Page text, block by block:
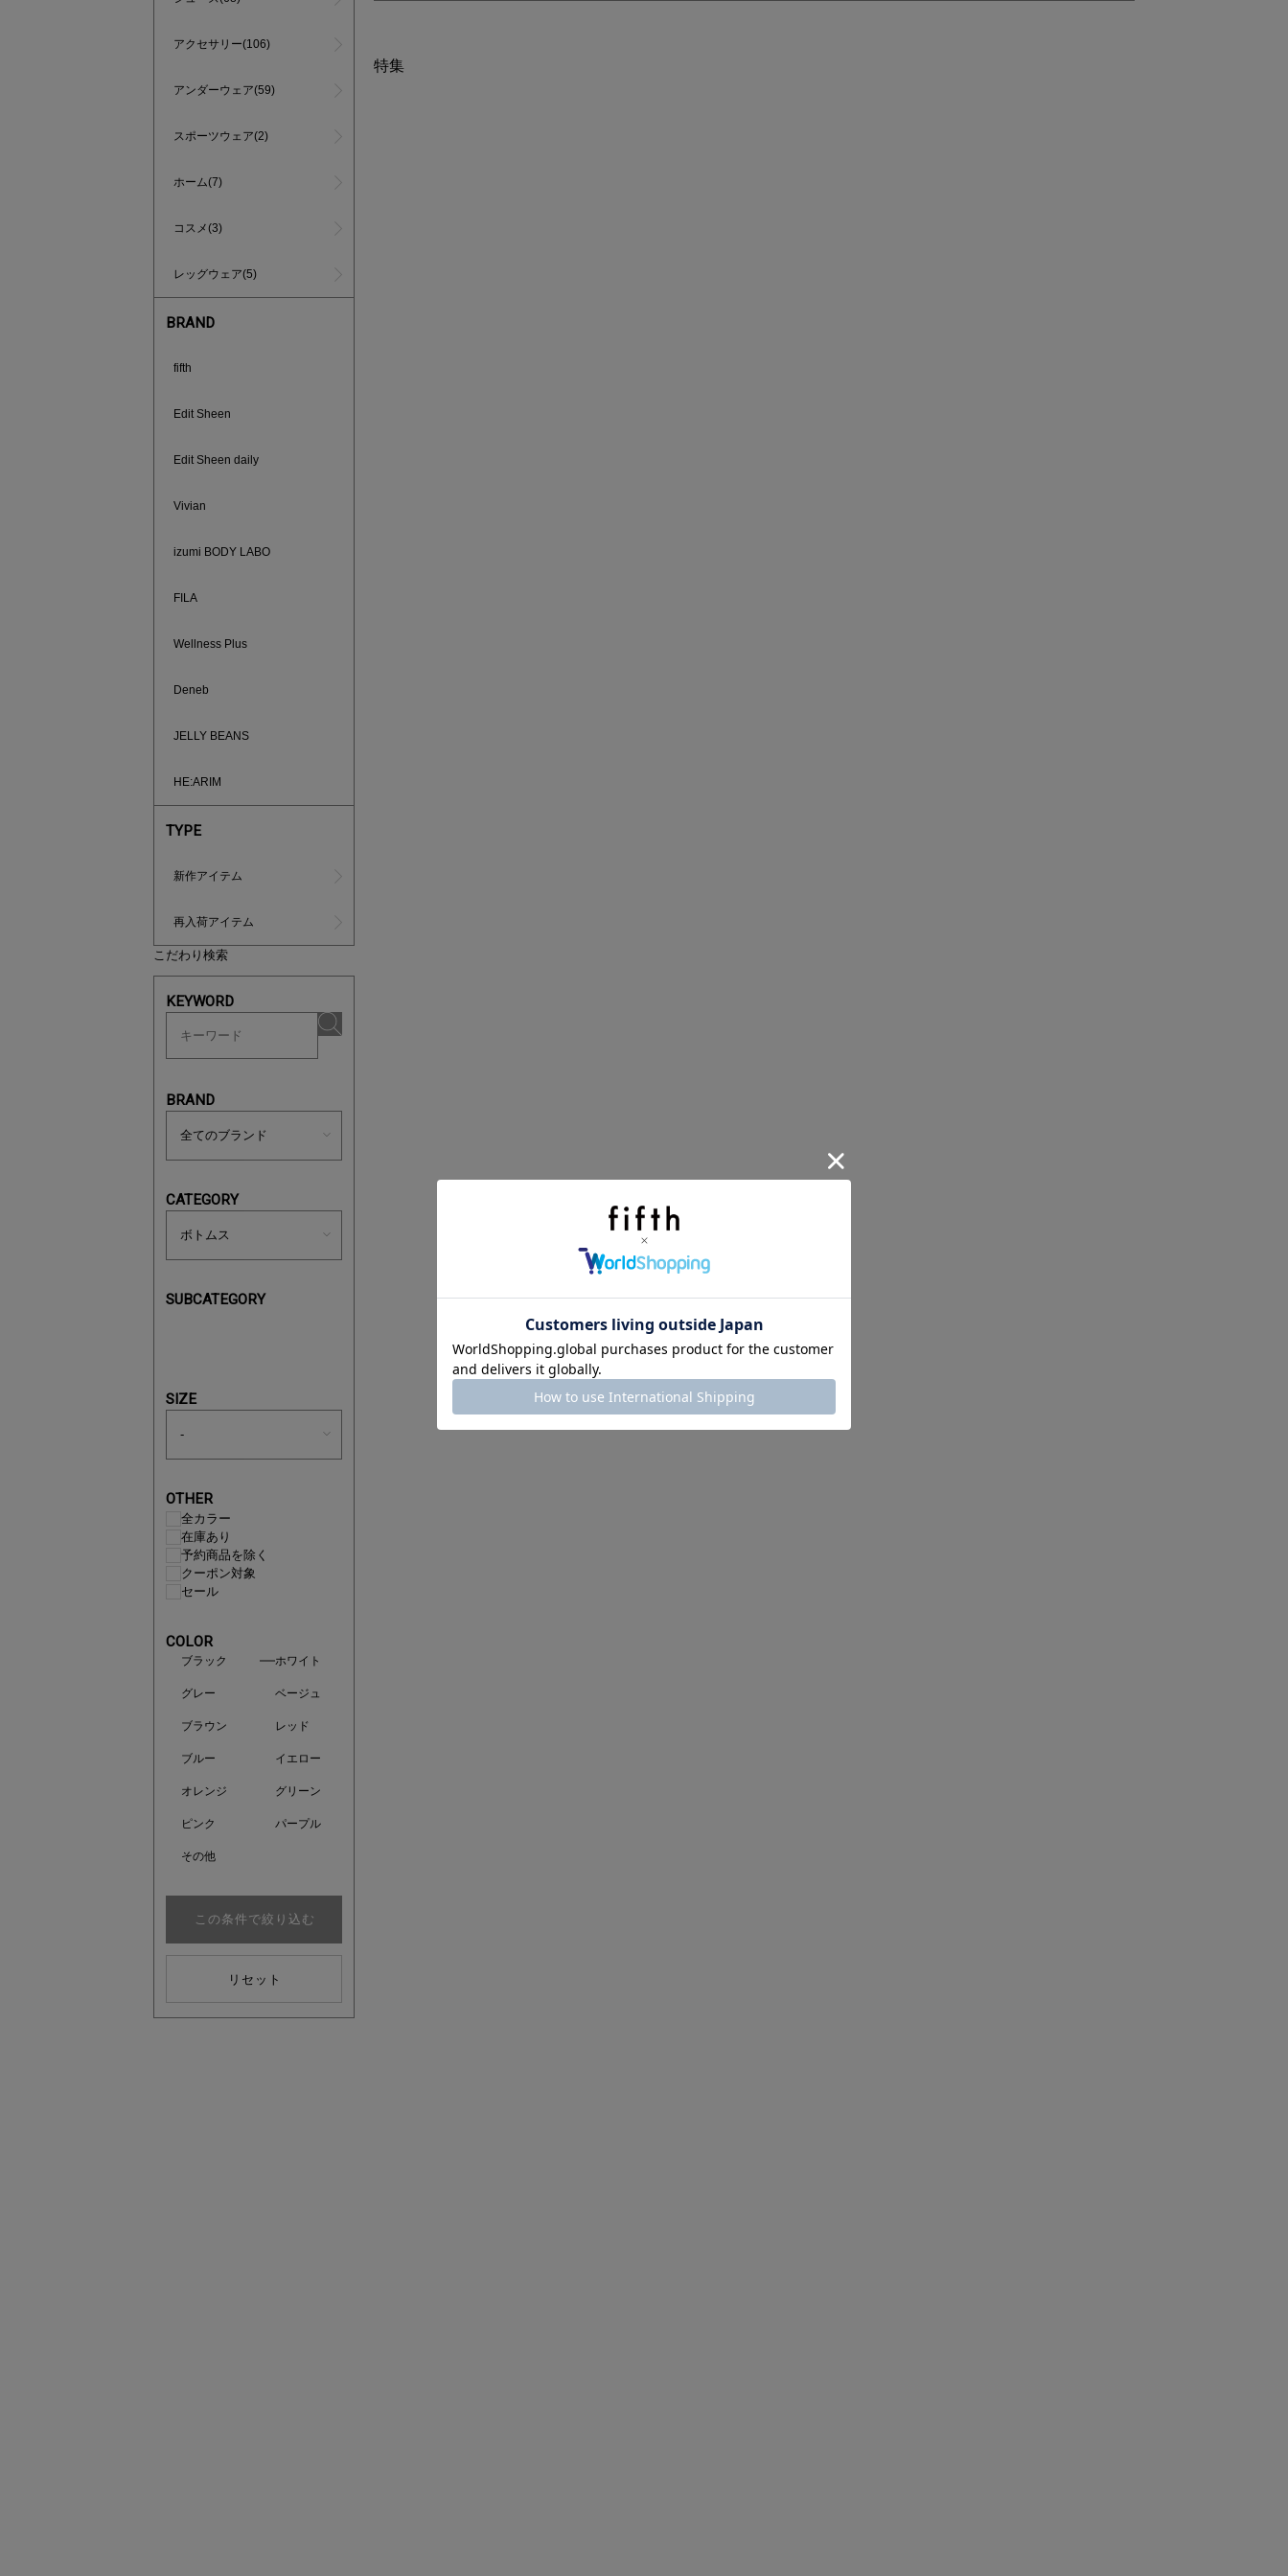
アクセサリー(106)
アンダーウェア(59)
スポーツウェア(2)
ホーム(7)
コスメ(3)
レッグウェア(5)
BRAND
fifth
Edit Sheen
Edit Sheen daily
Vivian
izumi BODY LABO
FILA
Wellness Plus
Deneb
JELLY BEANS
HE:ARIM
TYPE
新作アイテム
再入荷アイテム
こだわり検索
KEYWORD
BRAND
CATEGORY
SUBCATEGORY
SIZE
OTHER
全カラー
在庫あり
予約商品を除く
クーポン対象
セール
COLOR
ブラック ホワイト
グレー ベージュ
ブラウン レッド
ブルー イエロー
オレンジ グリーン
ピンク パープル
その他
この条件で絞り込む
リセット
特集
あと1点にちょうどいい！お助けプチアイテム